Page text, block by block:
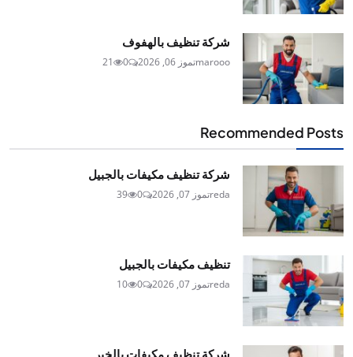
شركة تنظيف بالهفوف
maroooتموز 06, 2026 0
21
Recommended Posts
شركة تنظيف مكيفات بالجبيل
redaتموز 07, 2026 0
39
تنظيف مكيفات بالجبيل
redaتموز 07, 2026 0
10
شركة تنظيف مكيفات بالخبر